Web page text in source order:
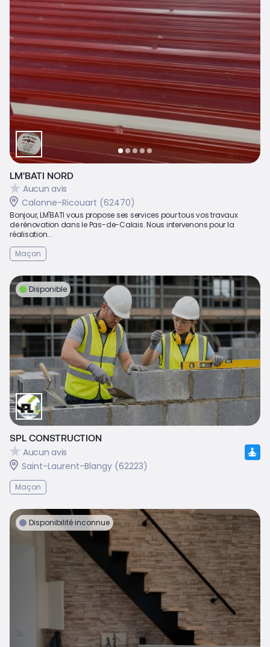
LM'BATI NORD
Aucun avis
Calonne-Ricouart (62470)
Bonjour, LM'BATI vous propose ses services pour tous vos travaux
de rénovation dans le Pas-de-Calais. Nous intervenons pour la
réalisation...
Maçon
Disponible
SPL CONSTRUCTION
Aucun avis
Saint-Laurent-Blangy (62223)
Maçon
Disponibilité inconnue